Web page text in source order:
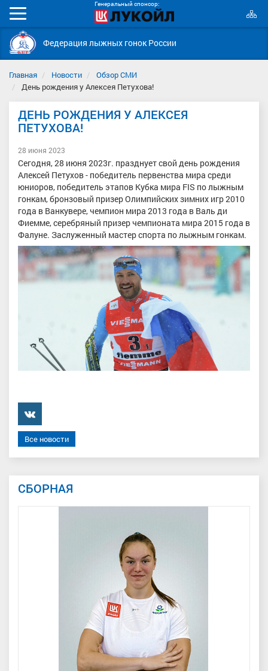
Генеральный спонсор:
Мобильное
меню
Федерация лыжных гонок России
Главная Новости
Обзор СМИ
День рождения у Алексея Петухова!
ДЕНЬ РОЖДЕНИЯ У АЛЕКСЕЯ
ПЕТУХОВА!
28 июня 2023
Cегодня, 28 июня 2023г. празднует свой день рождения
Алексей Петухов - победитель первенства мира среди
юниоров, победитель этапов Кубка мира FIS по лыжным
гонкам, бронзовый призер Олимпийских зимних игр 2010
года в Ванкувере, чемпион мира 2013 года в Валь ди
Фиемме, серебряный призер чемпионата мира 2015 года в
Фалуне. Заслуженный мастер спорта по лыжным гонкам.
���������
Все новости
СБОРНАЯ